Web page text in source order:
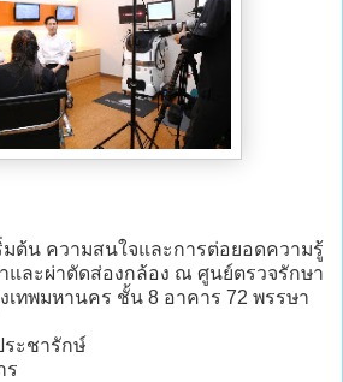
ต้น ความสนใจและการต่อยอดความรู้
และผ่าตัดส่องกล้อง ณ ศูนย์ตรวจรักษา
เทพมหานคร ชั้น 8 อาคาร 72 พรรษา
ระชารักษ์
ร